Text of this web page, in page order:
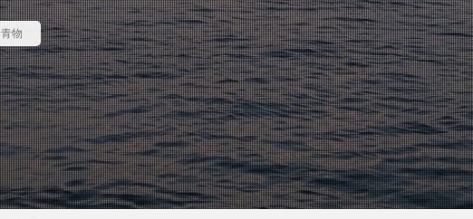
青物
鮪ノ岬
鮭男爵 鮭釣り 鱒男爵 鴎島 黒ソイ 釣り 運動
時化
月9 本田翼 求人 河口規制前 津軽海峡 海アメマス
熊石漁港
車買取 熱砂 片岡治大 睡眠時間 穴釣り 結婚
車中泊
むきポンタラ マズメ 19ストラディック オーバーホール
ウィンドリップ
ヴェルファイア エゾメバル エンドウクラフト オー
アディダス
おそろい オフショア お盆 お菓子 カーディフ
カップラーメン
アミピュア アスリート12SSP カレイ DIY 20 ス
2月
amazon BBQ ＤＡＩＷＡ DIALUNA XR S1006M DUO